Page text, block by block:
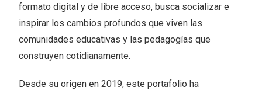
formato digital y de libre acceso, busca socializar e
inspirar los cambios profundos que viven las
comunidades educativas y las pedagogías que
construyen cotidianamente.
Desde su origen en 2019, este portafolio ha